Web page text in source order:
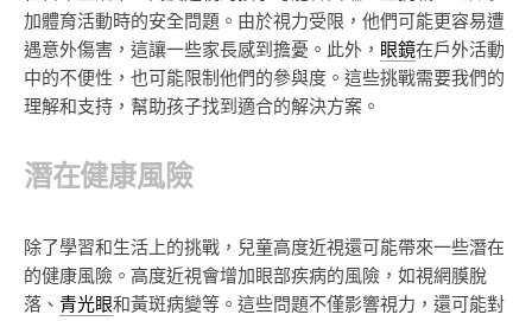
加體育活動時的安全問題。由於視力受限，他們可能更容易遭
遇意外傷害，這讓一些家長感到擔憂。此外， 眼鏡在戶外活動
中的不便性，也可能限制他們的參與度。這些挑戰需要我們的
理解和支持，幫助孩子找到適合的解決方案。
潛在健康風險
除了學習和生活上的挑戰，兒童高度近視還可能帶來一些潛在
的健康風險。高度近視會增加眼部疾病的風險，如視網膜脫
落、 青光眼和黃斑病變等。這些問題不僅影響視力，還可能對